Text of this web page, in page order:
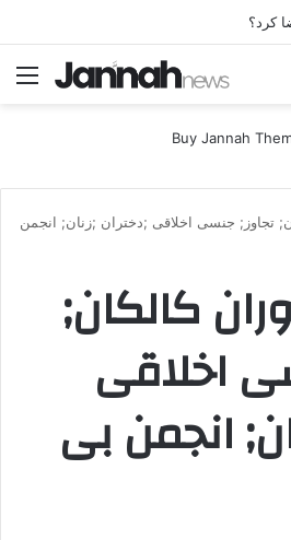
کرد؟
تجاوز; جنسی اخلاقی ;دختران ;زنان; انجمن
کالکان;
اخلاقی
انجمن بی